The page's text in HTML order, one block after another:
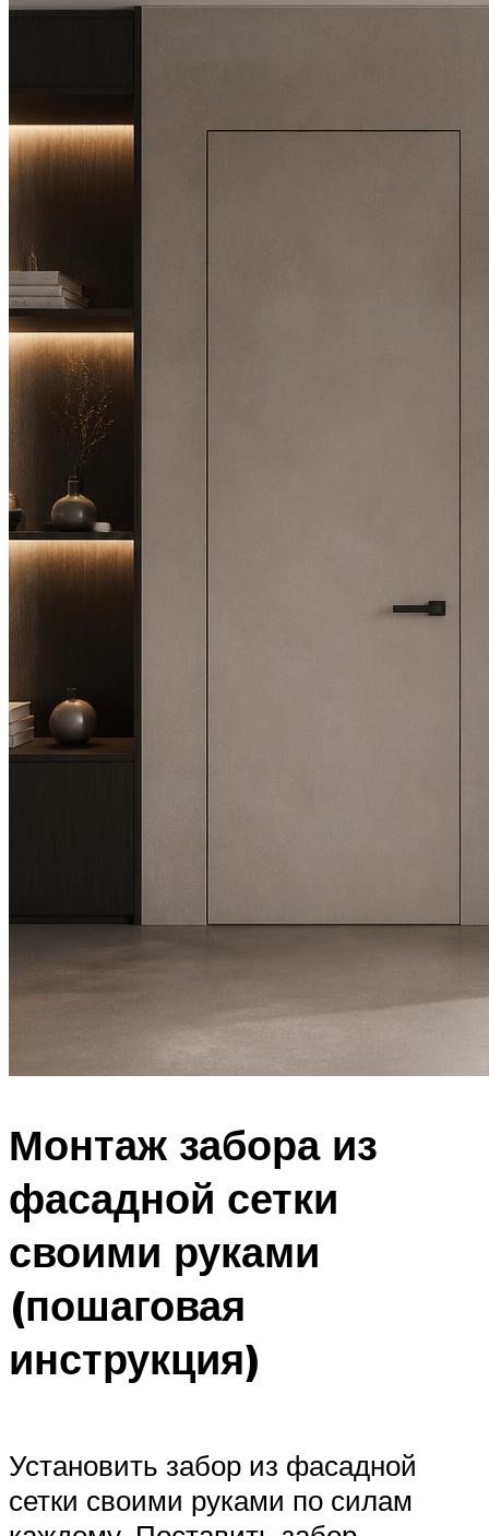
Монтаж забора из
фасадной сетки
своими руками
(пошаговая
инструкция)
Установить забор из фасадной
сетки своими руками по силам